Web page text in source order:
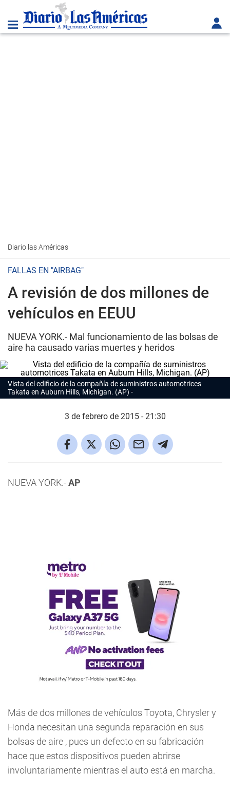
Diario las Américas
FALLAS EN "AIRBAG"
A revisión de dos millones de
vehículos en EEUU
NUEVA YORK.- Mal funcionamiento de las bolsas de
aire ha causado varias muertes y heridos
Vista del edificio de la compañía de suministros automotrices
Takata en Auburn Hills, Michigan. (AP)
3 de febrero de 2015 - 21:30
NUEVA YORK.-AP
Más de dos millones de vehículos Toyota, Chrysler y
Honda necesitan una segunda reparación en sus
bolsas de aire , pues un defecto en su fabricación
hace que estos dispositivos pueden abrirse
involuntariamente mientras el auto está en marcha.